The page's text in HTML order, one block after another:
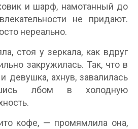
и шарф, намотанный до
не придают.
нереально.
стоя у зеркала, как вдруг
закружилась. Так, что в
девушка, ахнув, завалилась
лбом в холодную
кофе, — промямлила она,